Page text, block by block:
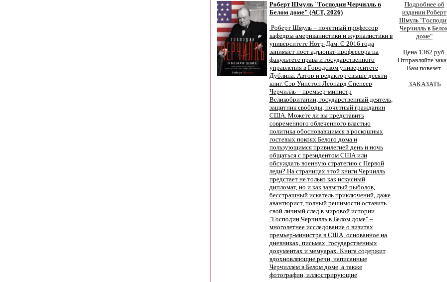
Роберт Шмуль "Господин Черчилль в
Белом доме" (АСТ, 2026)
Роберт Шмуль – почетный профессор
кафедры американистики и журналистики в
университете Нотр-Дам. С 2016 года
занимает пост адъюнкт-профессора на
факультете права и государственного
управления в Городском университете
Дублина. Автор и редактор свыше десяти
книг. Cэр Уинстон Леонард Спенсер
Черчилль – премьер-министр
Великобритании, государственный деятель,
защитник свободы, почетный гражданин
США. Можете ли вы представить
современного облеченного властью
политика обосновавшимся в роскошных
гостевых покоях Белого дома и
пользующимся привилегией день и ночь
общаться с президентом США или
обсуждать военную стратегию с Первой
леди? На страницах этой книги Черчилль
предстает не только как искусный
дипломат, но и как завзятый рыболов,
бесстрашный искатель приключений, даже
авантюрист, полный решимости оставить
свой личный след в мировой истории.
"Господин Черчилль в Белом доме" –
многолетнее исследование о визитах
премьер-министра в США, основанное на
дневниках, письмах, государственных
документах и мемуарах. Книга содержит
вдохновляющие речи, написанные
Черчиллем в Белом доме, а также
фотографии, иллюстрирующие
Подробнее об
издании Роберт
Шмуль
Черчилль в
доме"
Цена 1362 руб.
Отправляйте
Вам повезет.
ЗАКАЗАТЬ